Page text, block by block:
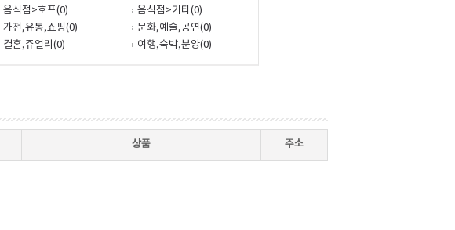
음식점>호프(0)
음식점>기타(0)
가전,유통,쇼핑(0)
문화,예술,공연(0)
결혼,쥬얼리(0) 여행,숙박,분양(0)
상품 주소